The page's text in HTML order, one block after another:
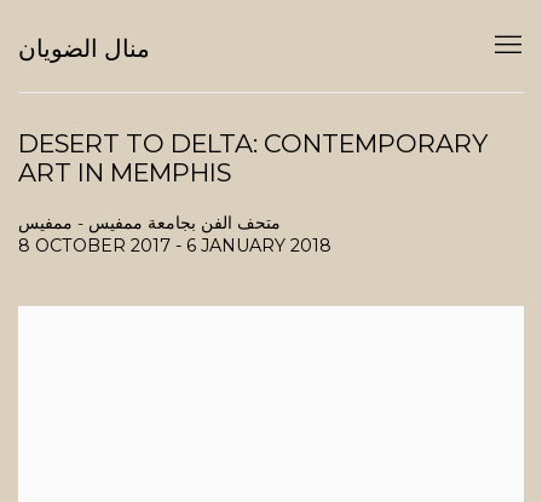
منال الضويان
DESERT TO DELTA: CONTEMPORARY
ART IN MEMPHIS
متحف الفن بجامعة ممفيس - ممفيس
8 OCTOBER 2017 - 6 JANUARY 2018